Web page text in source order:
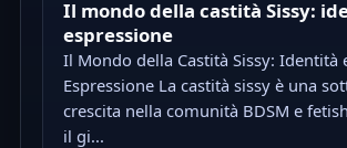
Il mondo della castità Sissy:
espressione
Il Mondo della Castità Sissy: Identità
Espressione La castità sissy è una
crescita nella comunità BDSM e
il gi...